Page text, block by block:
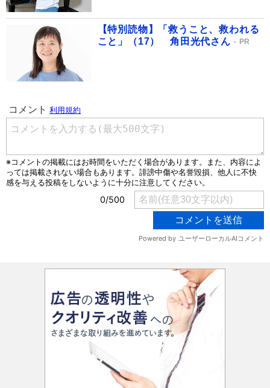
【特別読物】「救うこと、救われる
こと」（17） 角田光代さん
PR